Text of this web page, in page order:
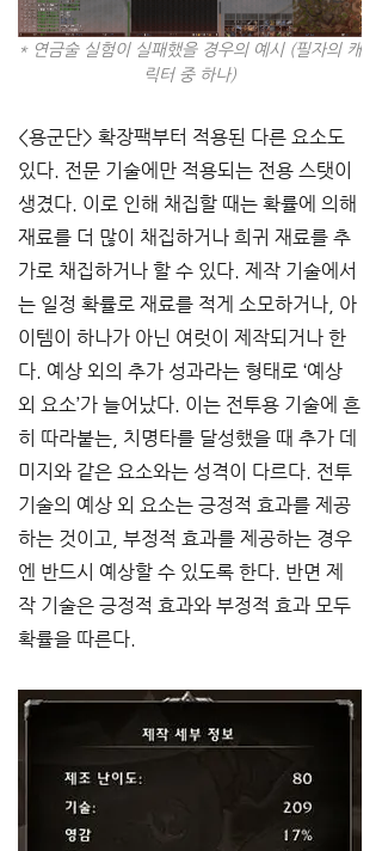
* 연금술 실험이 실패했을 경우의 예시 (필자의 캐
릭터 중 하나)
<용군단> 확장팩부터 적용된 다른 요소도
있다. 전문 기술에만 적용되는 전용 스탯이
생겼다. 이로 인해 채집할 때는 확률에 의해
재료를 더 많이 채집하거나 희귀 재료를 추
가로 채집하거나 할 수 있다. 제작 기술에서
는 일정 확률로 재료를 적게 소모하거나, 아
이템이 하나가 아닌 여럿이 제작되거나 한
다. 예상 외의 추가 성과라는 형태로 ‘예상
외 요소’가 늘어났다. 이는 전투용 기술에 흔
히 따라붙는, 치명타를 달성했을 때 추가 데
미지와 같은 요소와는 성격이 다르다. 전투
기술의 예상 외 요소는 긍정적 효과를 제공
하는 것이고, 부정적 효과를 제공하는 경우
엔 반드시 예상할 수 있도록 한다. 반면 제
작 기술은 긍정적 효과와 부정적 효과 모두
확률을 따른다.